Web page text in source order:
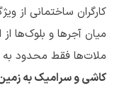
کارگران ساختمانی از
میان آجرها و بلوک‌ها از
ملات‌ها فقط محدود به
کاشی‌ و سرامیک به زمین